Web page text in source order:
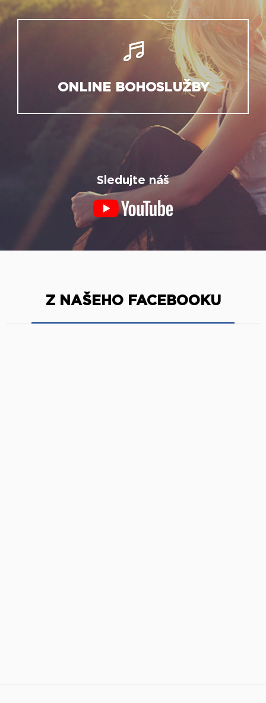
ONLINE BOHOSLUŽBY
Sledujte náš
Z NAŠEHO FACEBOOKU